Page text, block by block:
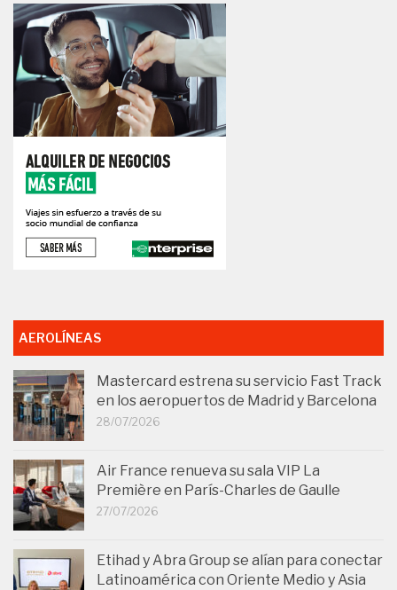
AEROLÍNEAS
Mastercard estrena su servicio Fast Track
en los aeropuertos de Madrid y Barcelona
28/07/2026
Air France renueva su sala VIP La
Première en París-Charles de Gaulle
27/07/2026
Etihad y Abra Group se alían para conectar
Latinoamérica con Oriente Medio y Asia